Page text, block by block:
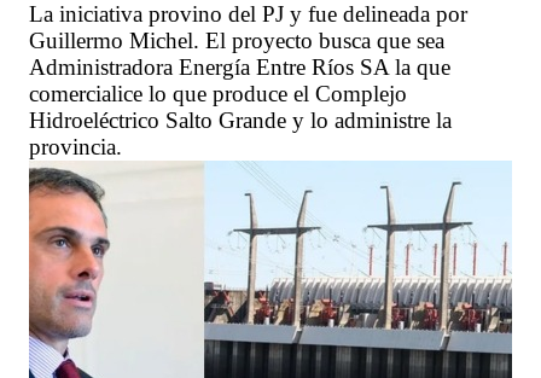
La iniciativa provino del PJ y fue delineada por
Guillermo Michel. El proyecto busca que sea
Administradora Energía Entre Ríos SA la que
comercialice lo que produce el Complejo
Hidroeléctrico Salto Grande y lo administre la
provincia.